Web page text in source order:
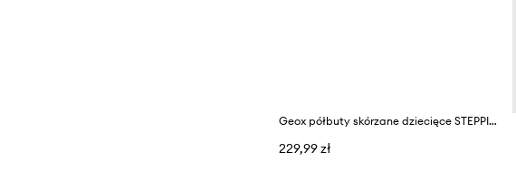
Geox półbuty skórzane dziecięce STEPPIEUP
229,99 zł